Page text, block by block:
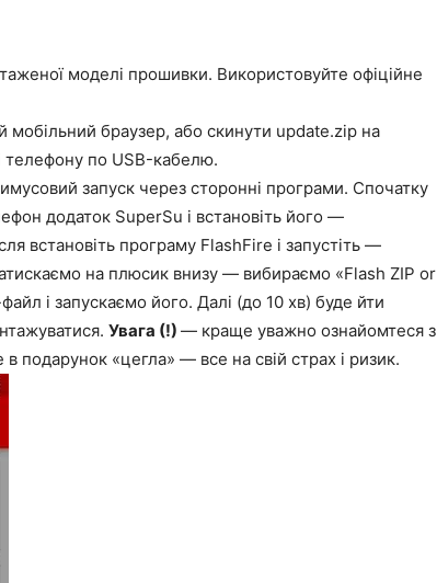
моделі прошивки. Використовуйте офіційне
браузер, або скинути update.zip на
телефону по USB-кабелю.
запуск через сторонні програми. Спочатку
додаток SuperSu і встановіть його —
встановіть програму FlashFire і запустіть —
на плюсик внизу — вибираємо «Flash ZIP or
і запускаємо його. Далі (до 10 хв) буде йти
Увага (!) — краще уважно ознайомтеся з
подарунок «цегла» — все на свій страх і ризик.